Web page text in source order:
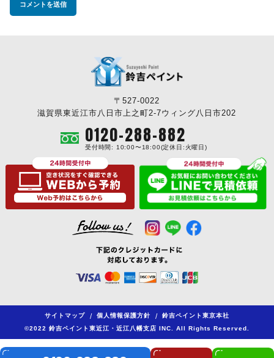
〒527-0022
滋賀県東近江市八日市上之町2-7ウィング八日市202
0120-288-882
受付時間: 10:00〜18:00(定休日:火曜日)
サイトマップ / 個人情報保護方針 /
鈴吉ペイント東京本社
©2022 鈴吉ペイント東近江・近江八幡支店 INC. All Rights Reserved.